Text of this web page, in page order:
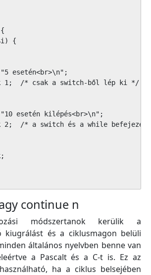
{
esetén<br>\n";
1;  /* csak a switch-ből lép ki */
esetén kilépés<br>\n";
2;  /* a switch és a while
continue n
módszertanok kerülik a
kiugrálást és a ciklusmagon belüli
általános nyelvben benne van
a Pascalt és a C-t is. Ez az
ha a ciklus belsejében